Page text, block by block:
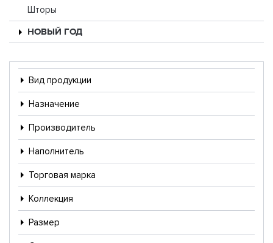
Шторы
НОВЫЙ ГОД
Вид продукции
Назначение
Производитель
Наполнитель
Торговая марка
Коллекция
Размер